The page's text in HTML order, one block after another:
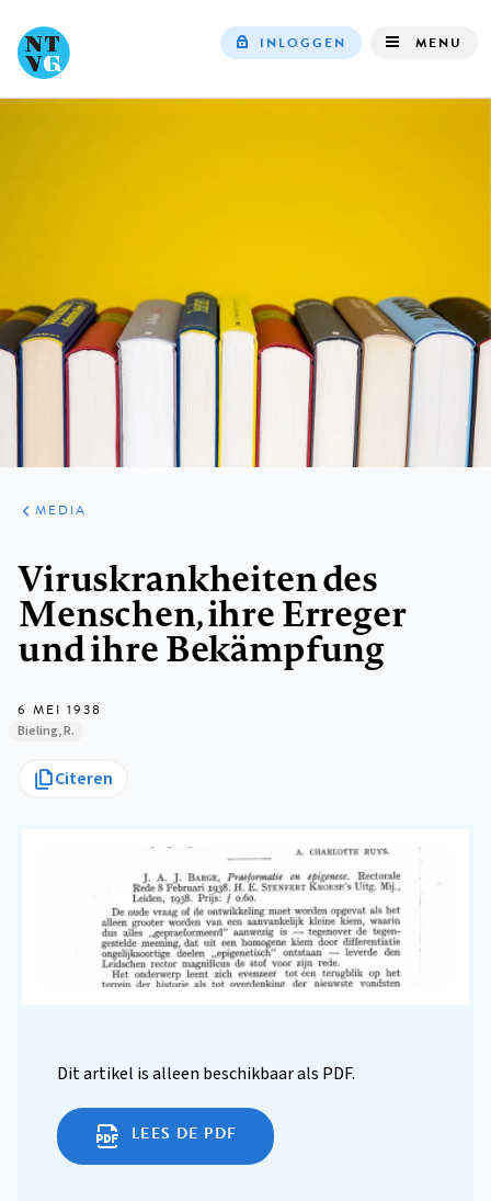
INLOGGEN MENU
ARTIKELEN
VARIA
MEDIA
Viruskrankheiten des
Menschen, ihre Erreger
und ihre Bekämpfung
6 MEI 1938
Bieling, R.
Citeren
Dit artikel is alleen beschikbaar als PDF.
LEES DE PDF